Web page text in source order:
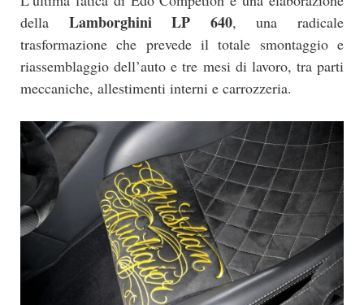
della Lamborghini LP 640, una radicale
trasformazione che prevede il totale smontaggio e
riassemblaggio dell’auto e tre mesi di lavoro, tra parti
meccaniche, allestimenti interni e carrozzeria.